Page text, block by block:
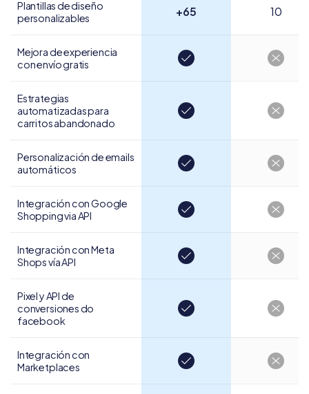
Plantillas de diseño
personalizables
+65 10
Mejora de experiencia
con envío gratis
Estrategias
automatizadas para
carritos abandonado
Personalización deemails
automáticos
Integración con Google
Shopping via API
Integración conMeta
Shops vía API
Pixel y API de
conversiones do
facebook
Integración con
Marketplaces